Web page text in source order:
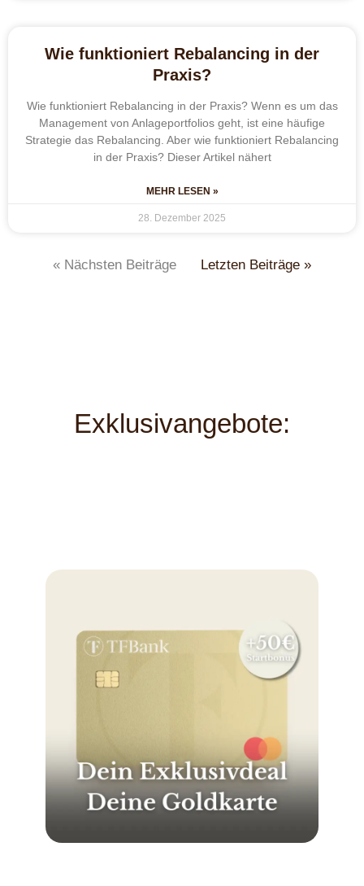
Wie funktioniert Rebalancing in der
Praxis?
Wie funktioniert Rebalancing in der Praxis? Wenn es um das
Management von Anlageportfolios geht, ist eine häufige
Strategie das Rebalancing. Aber wie funktioniert Rebalancing
in der Praxis? Dieser Artikel nähert
MEHR LESEN »
28. Dezember 2025
« Nächsten Beiträge Letzten Beiträge »
Exklusivangebote: